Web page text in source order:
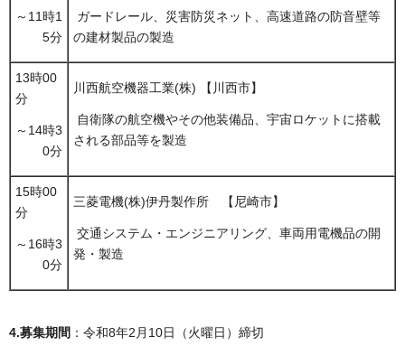
～11時1
5分
ガードレール、災害防災ネット、高速道路の防音壁等
の建材製品の製造
13時00
分
～14時3
0分
川西航空機器工業(株) 【川西市】
自衛隊の航空機やその他装備品、宇宙ロケットに搭載
される部品等を製造
15時00
分
～16時3
0分
三菱電機(株)伊丹製作所 【尼崎市】
交通システム・エンジニアリング、車両用電機品の開
発・製造
4.募集期間 ：令和8年2月10日（火曜日）締切